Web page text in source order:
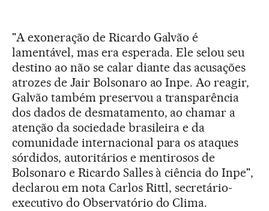
"A exoneração de Ricardo Galvão é
lamentável, mas era esperada. Ele selou seu
destino ao não se calar diante das acusações
atrozes de Jair Bolsonaro ao Inpe. Ao reagir,
Galvão também preservou a transparência
dos dados de desmatamento, ao chamar a
atenção da sociedade brasileira e da
comunidade internacional para os ataques
sórdidos, autoritários e mentirosos de
Bolsonaro e Ricardo Salles à ciência do Inpe",
declarou em nota Carlos Rittl, secretário-
executivo do Observatório do Clima.